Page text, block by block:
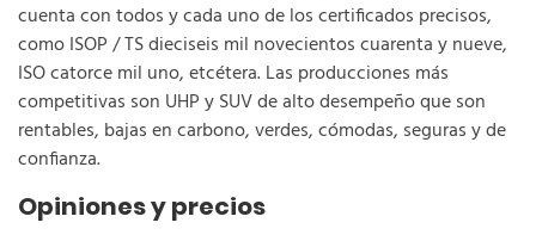
cuenta con todos y cada uno de los certificados precisos,
como ISOP / TS dieciseis mil novecientos cuarenta y nueve,
ISO catorce mil uno, etcétera. Las producciones más
competitivas son UHP y SUV de alto desempeño que son
rentables, bajas en carbono, verdes, cómodas, seguras y de
confianza.
Opiniones y precios